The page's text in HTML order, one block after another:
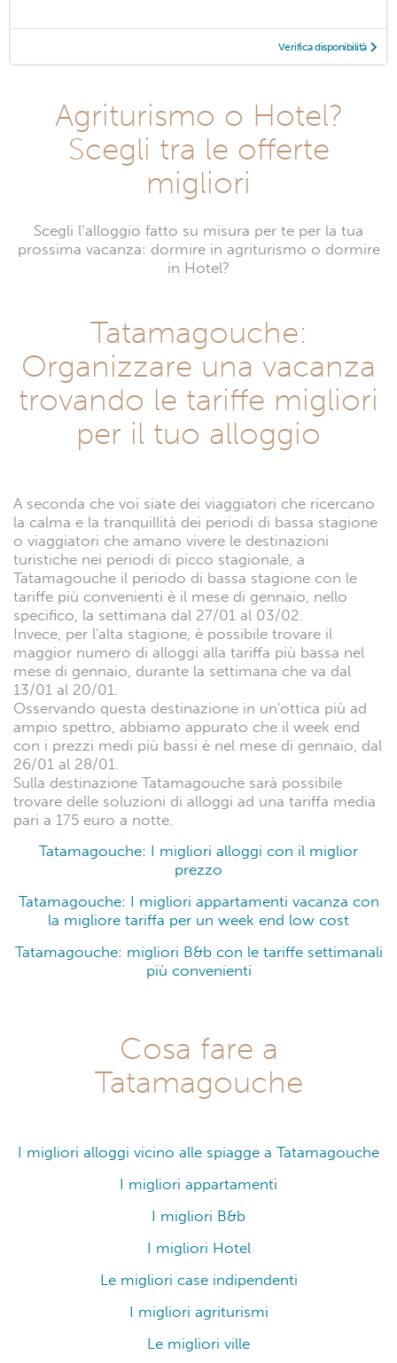
Verifica disponibilità
Agriturismo o Hotel?
Scegli tra le offerte
migliori
Scegli l’alloggio fatto su misura per te per la tua
prossima vacanza: dormire in agriturismo o dormire
in Hotel?
Tatamagouche:
Organizzare una vacanza
trovando le tariffe migliori
per il tuo alloggio
A seconda che voi siate dei viaggiatori che ricercano
la calma e la tranquillità dei periodi di bassa stagione
o viaggiatori che amano vivere le destinazioni
turistiche nei periodi di picco stagionale, a
Tatamagouche il periodo di bassa stagione con le
tariffe più convenienti è il mese di gennaio, nello
specifico, la settimana dal 27/01 al 03/02.
Invece, per l'alta stagione, è possibile trovare il
maggior numero di alloggi alla tariffa più bassa nel
mese di gennaio, durante la settimana che va dal
13/01 al 20/01.
Osservando questa destinazione in un'ottica più ad
ampio spettro, abbiamo appurato che il week end
con i prezzi medi più bassi è nel mese di gennaio, dal
26/01 al 28/01.
Sulla destinazione Tatamagouche sarà possibile
trovare delle soluzioni di alloggi ad una tariffa media
pari a 175 euro a notte.
Tatamagouche: I migliori alloggi con il miglior
prezzo
Tatamagouche: I migliori appartamenti vacanza con
la migliore tariffa per un week end low cost
Tatamagouche: migliori B&b con le tariffe settimanali
più convenienti
Cosa fare a
Tatamagouche
I migliori alloggi vicino alle spiagge a Tatamagouche
I migliori appartamenti
I migliori B&b
I migliori Hotel
Le migliori case indipendenti
I migliori agriturismi
Le migliori ville